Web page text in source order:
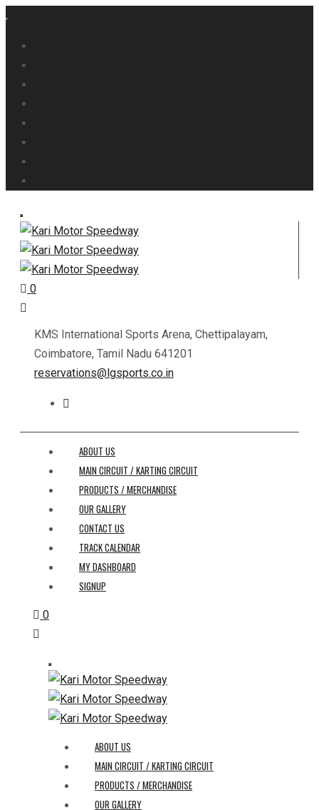
0
KMS International Sports Arena, Chettipalayam,
Coimbatore, Tamil Nadu 641201
reservations@lgsports.co.in
ABOUT US
MAIN CIRCUIT / KARTING CIRCUIT
PRODUCTS / MERCHANDISE
OUR GALLERY
CONTACT US
TRACK CALENDAR
MY DASHBOARD
SIGNUP
0
ABOUT US
MAIN CIRCUIT / KARTING CIRCUIT
PRODUCTS / MERCHANDISE
OUR GALLERY